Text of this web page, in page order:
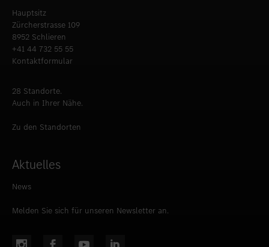
Hauptsitz
Zürcherstrasse 109
8952 Schlieren
+41 44 732 55 55
Kontaktformular
28 Standorte.
Auch in Ihrer Nähe.
Zu den Standorten
Aktuelles
News
Melden Sie sich für unseren Newsletter an.